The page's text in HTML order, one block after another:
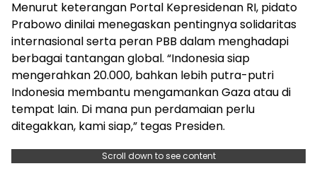
Menurut keterangan Portal Kepresidenan RI, pidato
Prabowo dinilai menegaskan pentingnya solidaritas
internasional serta peran PBB dalam menghadapi
berbagai tantangan global. “Indonesia siap
mengerahkan 20.000, bahkan lebih putra-putri
Indonesia membantu mengamankan Gaza atau di
tempat lain. Di mana pun perdamaian perlu
ditegakkan, kami siap,” tegas Presiden.
Scroll down to see content